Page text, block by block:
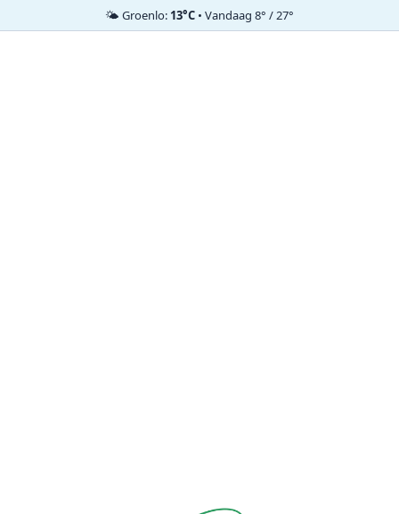
🌤️ Groenlo: 13°C • Vandaag 8° / 27°